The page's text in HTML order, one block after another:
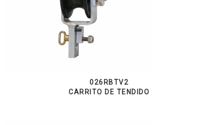
026RBTV2
CARRITO DE TENDIDO